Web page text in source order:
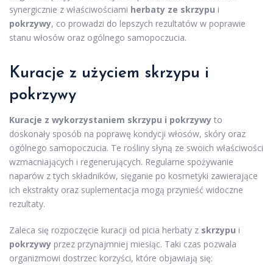
synergicznie z właściwościami herbaty ze skrzypu i
pokrzywy, co prowadzi do lepszych rezultatów w poprawie
stanu włosów oraz ogólnego samopoczucia.
Kuracje z użyciem skrzypu i
pokrzywy
Kuracje z wykorzystaniem skrzypu i pokrzywy to
doskonały sposób na poprawę kondycji włosów, skóry oraz
ogólnego samopoczucia. Te rośliny słyną ze swoich właściwości
wzmacniających i regenerujących. Regularne spożywanie
naparów z tych składników, sięganie po kosmetyki zawierające
ich ekstrakty oraz suplementacja mogą przynieść widoczne
rezultaty.
Zaleca się rozpoczęcie kuracji od picia herbaty z skrzypu i
pokrzywy przez przynajmniej miesiąc. Taki czas pozwala
organizmowi dostrzec korzyści, które objawiają się: